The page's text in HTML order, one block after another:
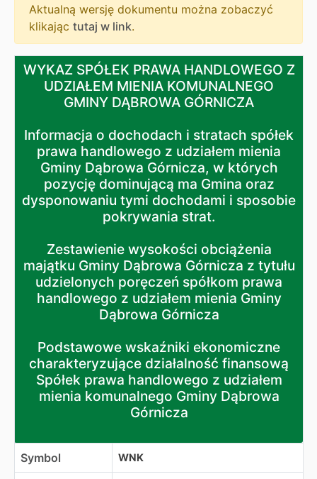
Aktualną wersję dokumentu można zobaczyć
klikając tutaj w link.
WYKAZ SPÓŁEK PRAWA HANDLOWEGO Z UDZIAŁEM
Informacja o dochodach i stratach spółek prawa
Zestawienie wysokości obciążenia majątku Gminy
Podstawowe wskaźniki ekonomiczne
WYKAZ SPÓŁEK PRAWA HANDLOWEGO Z
UDZIAŁEM MIENIA KOMUNALNEGO
GMINY DĄBROWA GÓRNICZA
Informacja o dochodach i stratach spółek
prawa handlowego z udziałem mienia
Gminy Dąbrowa Górnicza, w których
pozycję dominującą ma Gmina oraz
dysponowaniu tymi dochodami i sposobie
pokrywania strat.
Zestawienie wysokości obciążenia
majątku Gminy Dąbrowa Górnicza z tytułu
udzielonych poręczeń spółkom prawa
handlowego z udziałem mienia Gminy
Dąbrowa Górnicza
Podstawowe wskaźniki ekonomiczne
charakteryzujące działalność finansową
Spółek prawa handlowego z udziałem
mienia komunalnego Gminy Dąbrowa
Górnicza
Symbol WNK